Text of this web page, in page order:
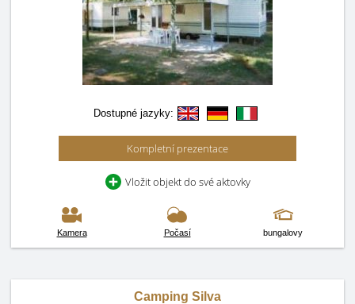
Dostupné jazyky:
Kompletní prezentace
Vložit objekt do své aktovky
Kamera Počasí bungalovy
Camping Silva